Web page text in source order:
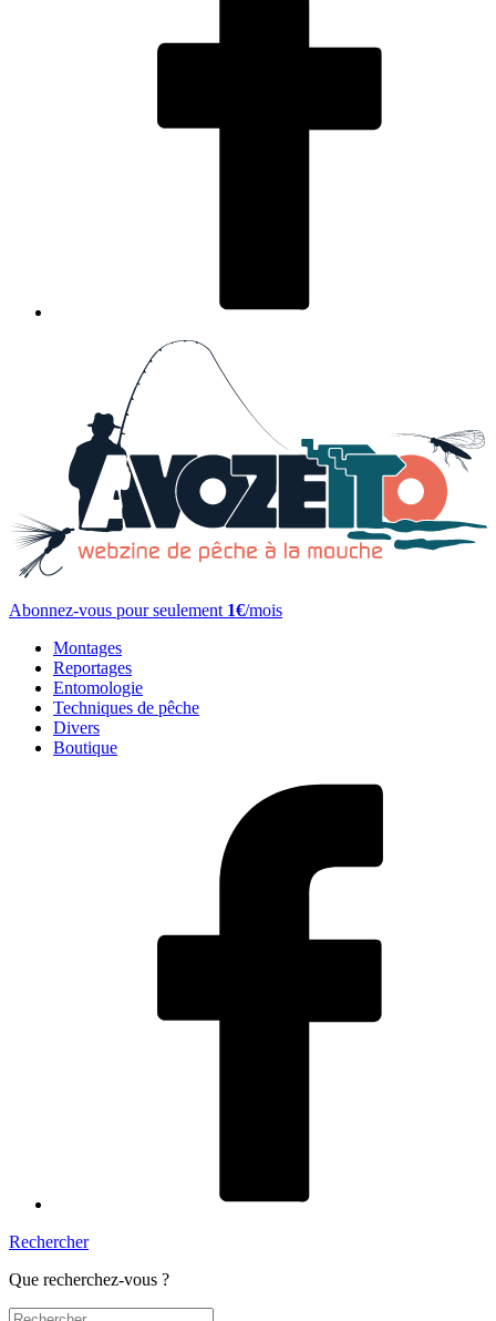
Abonnez-vous pour seulement 1€/mois
Montages
Reportages
Entomologie
Techniques de pêche
Divers
Boutique
Rechercher
Que recherchez-vous ?